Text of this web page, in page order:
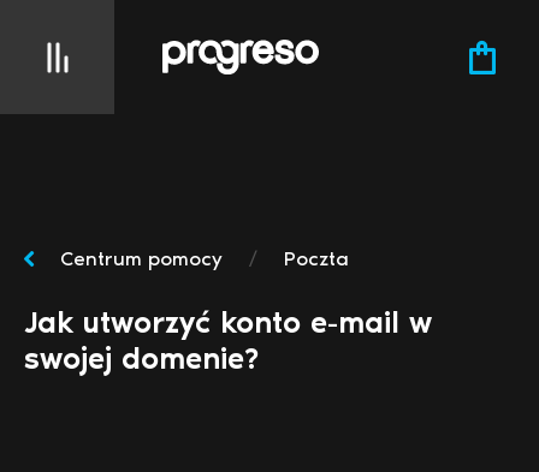
Centrum pomocy / Poczta
Jak utworzyć konto e-mail w
swojej domenie?